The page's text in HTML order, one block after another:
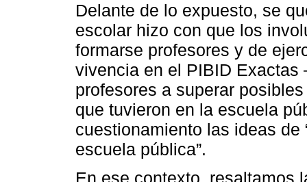
Delante de lo expuesto, se
escolar hizo con que los
formarse profesores y de
vivencia en el PIBID Exactas
profesores a superar
que tuvieron en la escuela
cuestionamiento las ideas de
escuela pública”.
En ese contexto, resaltamos